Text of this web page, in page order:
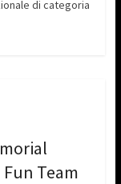
di categoria
Fun Team